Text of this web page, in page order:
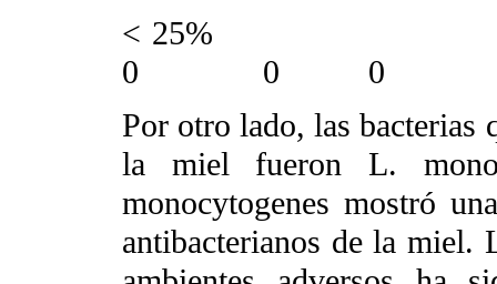
<
0 0 0
Por otro lado, las bacterias
la miel fueron L.
monocytogenes mostró
antibacterianos de la miel.